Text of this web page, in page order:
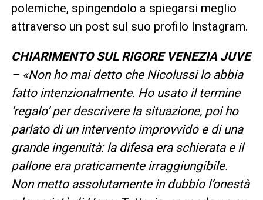
polemiche, spingendolo a spiegarsi meglio
attraverso un post sul suo profilo Instagram.
CHIARIMENTO SUL RIGORE VENEZIA JUVE
– «Non ho mai detto che Nicolussi lo abbia
fatto intenzionalmente. Ho usato il termine
‘regalo’ per descrivere la situazione, poi ho
parlato di un intervento improvvido e di una
grande ingenuità: la difesa era schierata e il
pallone era praticamente irraggiungibile.
Non metto assolutamente in dubbio l’onestà